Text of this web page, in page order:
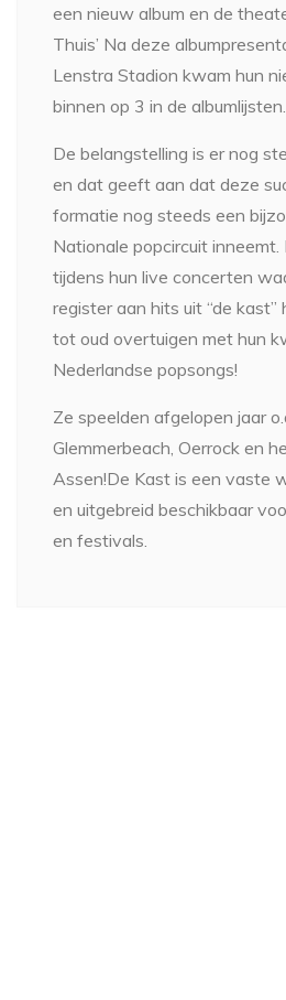
een nieuw album en de
Thuis’ Na deze
Lenstra Stadion kwam hun
binnen op 3 in de albumlijsten.
De belangstelling is er nog
en dat geeft aan dat deze
formatie nog steeds een
Nationale popcircuit inneemt.
tijdens hun live concerten
register aan hits uit “de kast”
tot oud overtuigen met hun
Nederlandse popsongs!
Ze speelden afgelopen jaar
Glemmerbeach, Oerrock en
Assen!De Kast is een vaste
en uitgebreid beschikbaar
en festivals.